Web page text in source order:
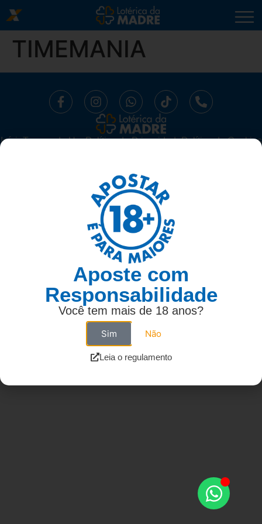
TIMEMANIA
Início⁠Termos de UsoPolítica de PrivacidadePolítica de Cookies
AV. MADRE LEONIA MILITO, 1175, SALA 06 SUBSOLO - BELA
SUIÇA, LONDRINA/ PARANÁ - 86050-270
TELEFONE: 43 3337-1117
Aposte com
Responsabilidade
Você tem mais de 18 anos?
Sim Não
Leia o regulamento